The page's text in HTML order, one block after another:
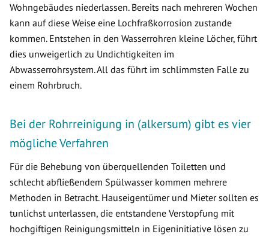
Wohngebäudes niederlassen. Bereits nach mehreren Wochen
kann auf diese Weise eine Lochfraßkorrosion zustande
kommen. Entstehen in den Wasserrohren kleine Löcher, führt
dies unweigerlich zu Undichtigkeiten im
Abwasserrohrsystem. All das führt im schlimmsten Falle zu
einem Rohrbruch.
Bei der Rohrreinigung in (alkersum) gibt es vier
mögliche Verfahren
Für die Behebung von überquellenden Toiletten und
schlecht abfließendem Spülwasser kommen mehrere
Methoden in Betracht. Hauseigentümer und Mieter sollten es
tunlichst unterlassen, die entstandene Verstopfung mit
hochgiftigen Reinigungsmitteln in Eigeninitiative lösen zu